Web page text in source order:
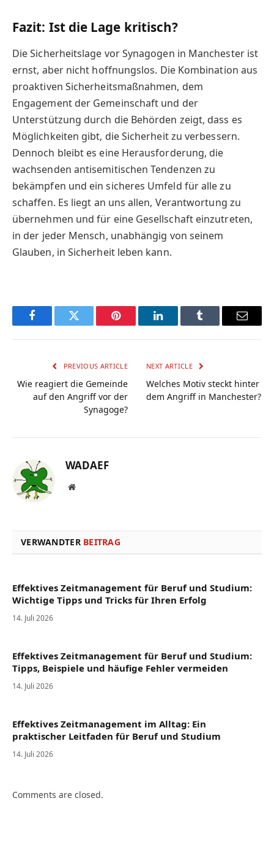
Fazit: Ist die Lage kritisch?
Die Sicherheitslage vor Synagogen in Manchester ist
ernst, aber nicht hoffnungslos. Die Kombination aus
proaktiven Sicherheitsmaßnahmen, dem
Engagement der Gemeinschaft und der
Unterstützung durch die Behörden zeigt, dass es
Möglichkeiten gibt, die Sicherheit zu verbessern.
Dennoch bleibt es eine Herausforderung, die
wachsenden antisemitischen Tendenzen zu
bekämpfen und ein sicheres Umfeld für alle zu
schaffen. Es liegt an uns allen, Verantwortung zu
übernehmen und für eine Gesellschaft einzutreten,
in der jeder Mensch, unabhängig von seinem
Glauben, in Sicherheit leben kann.
FacebookTwitter Pinterest LinkedInTumblr Email
PREVIOUS ARTICLE
Wie reagiert die Gemeinde
auf den Angriff vor der
Synagoge?
NEXT ARTICLE
Welches Motiv steckt hinter
dem Angriff in Manchester?
WADAEF
Website
VERWANDTER BEITRAG
Effektives Zeitmanagement für Beruf und Studium:
Wichtige Tipps und Tricks für Ihren Erfolg
14. Juli 2026
Effektives Zeitmanagement für Beruf und Studium:
Tipps, Beispiele und häufige Fehler vermeiden
14. Juli 2026
Effektives Zeitmanagement im Alltag: Ein
praktischer Leitfaden für Beruf und Studium
14. Juli 2026
Comments are closed.